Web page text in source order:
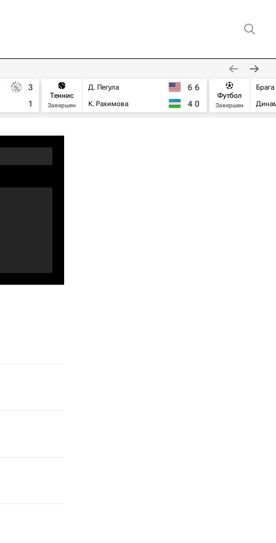
3
1
Теннис
Завершен
Д. Пегула
К. Рахимова
6 6
4 0
Футбол
Завершен
Брага